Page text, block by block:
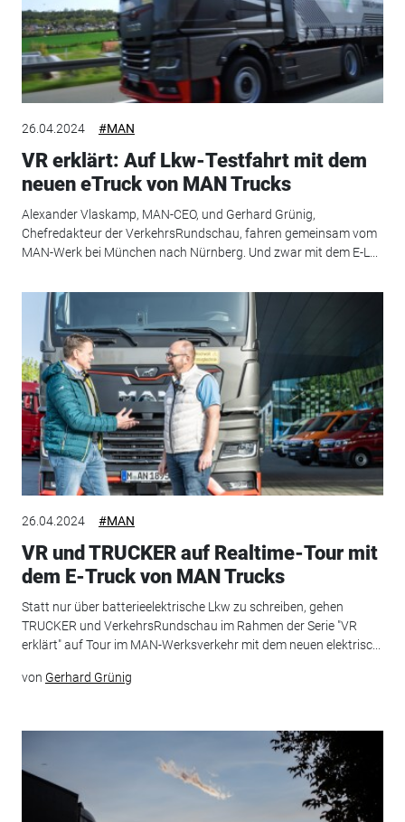
26.04.2024 #MAN
VR erklärt: Auf Lkw-Testfahrt mit dem
neuen eTruck von MAN Trucks
Alexander Vlaskamp, MAN-CEO, und Gerhard Grünig,
Chefredakteur der VerkehrsRundschau, fahren gemeinsam vom
MAN-Werk bei München nach Nürnberg. Und zwar mit dem E-L...
26.04.2024 #MAN
VR und TRUCKER auf Realtime-Tour mit
dem E-Truck von MAN Trucks
Statt nur über batterieelektrische Lkw zu schreiben, gehen
TRUCKER und VerkehrsRundschau im Rahmen der Serie "VR
erklärt" auf Tour im MAN-Werksverkehr mit dem neuen elektrisc...
von Gerhard Grünig